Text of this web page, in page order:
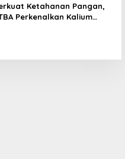
Ketahanan Pangan,
Perkenalkan Kalium